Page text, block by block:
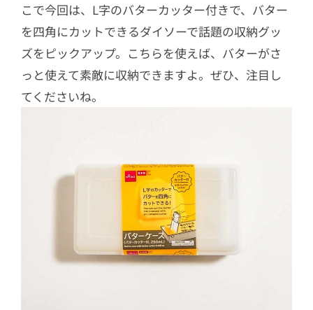
こで今回は、L字のバターカッター付きで、バター
を四角にカットできるダイソーで話題の収納グッ
ズをピックアップ。こちらを使えば、バターがさ
っと使えて素敵に収納できますよ。ぜひ、注目し
てくださいね。